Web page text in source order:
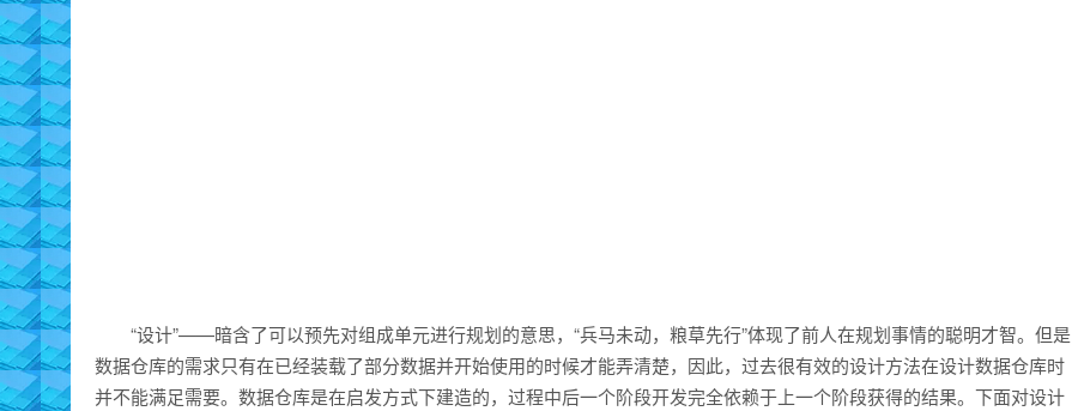
“设计”——暗含了可以预先对组成单元进行规划的意思，“兵马未动，粮草先行”体现了前人在规划事情的聪明才智。但是
数据仓库的需求只有在已经装载了部分数据并开始使用的时候才能弄清楚，因此，过去很有效的设计方法在设计数据仓库时
并不能满足需要。数据仓库是在启发方式下建造的，过程中后一个阶段开发完全依赖于上一个阶段获得的结果。下面对设计